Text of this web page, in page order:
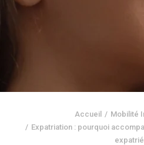
Accueil
Mobilité
Expatriation : pourquoi
expatrié